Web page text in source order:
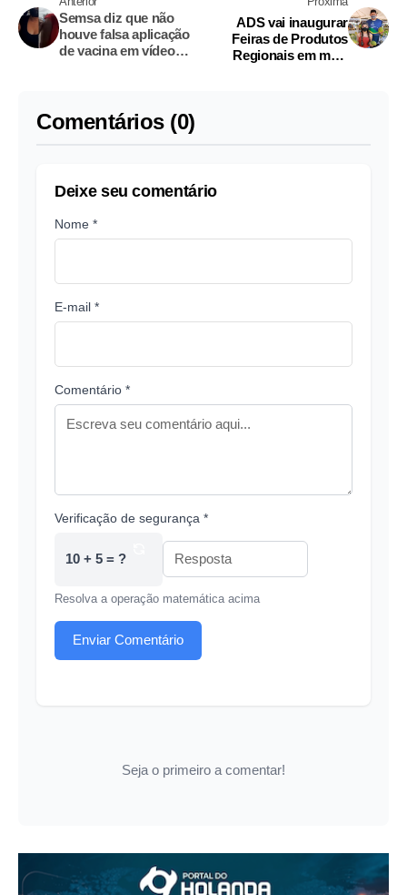
Semsa diz que não
houve falsa aplicação
de vacina em vídeo
ADS vai inaugurar
Feiras de Produtos
Regionais em mais
Comentários (0)
Deixe seu comentário
Nome *
E-mail *
Comentário *
Verificação de segurança *
10 + 5 = ?
Resolva a operação matemática acima
Enviar Comentário
Seja o primeiro a comentar!